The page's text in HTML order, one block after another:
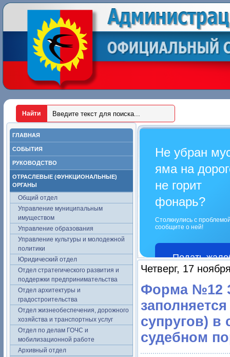
ГЛАВНАЯ
СОБЫТИЯ
РУКОВОДСТВО
ОТРАСЛЕВЫЕ (ФУНКЦИОНАЛЬНЫЕ)
ОРГАНЫ
Общий отдел
Управление муниципальным
имуществом
Управление образования
Управление культуры и молодежной
политики
Юридический отдел
Отдел стратегического развития и
поддержки предпринимательства
Отдел архитектуры и
градостроительства
Отдел жизнеобеспечения, дорожного
хозяйства и транспортных услуг
Отдел по делам ГОЧС и
мобилизационной работе
Архивный отдел
Не убран
яма на
не горит
фонарь?
Столкнулись с
сообщите о ней!
Подать
Четверг, 17
Форма №12
супругов) в
судебном